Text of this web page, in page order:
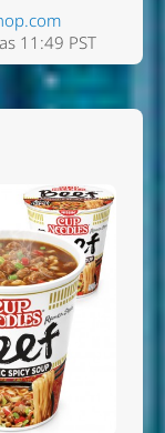
11:49 PST